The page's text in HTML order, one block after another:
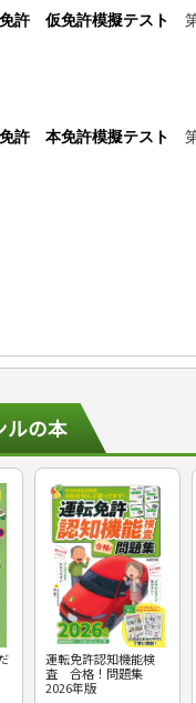
許 仮免許模擬テスト
許 本免許模擬テスト
ルの本
運転免許認知機能検
査 合格！問題集
2026年版